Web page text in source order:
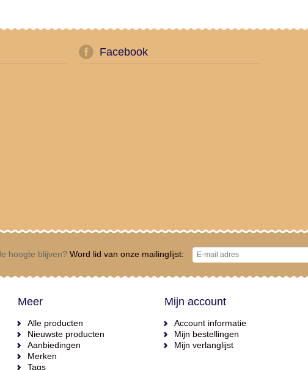
Facebook
hoogte blijven? Word lid van onze mailinglijst:
Meer
Alle producten
Nieuwste producten
Aanbiedingen
Merken
Tags
Mijn account
Account informatie
Mijn bestellingen
Mijn verlanglijst